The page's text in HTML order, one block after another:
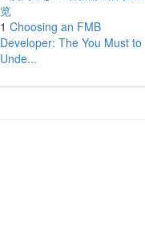
览
1 Choosing an FMB
Developer: The You Must to
Unde...